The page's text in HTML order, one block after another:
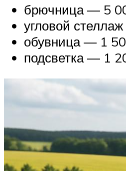
брючница — 5
угловой
обувница — 1
подсветка — 1